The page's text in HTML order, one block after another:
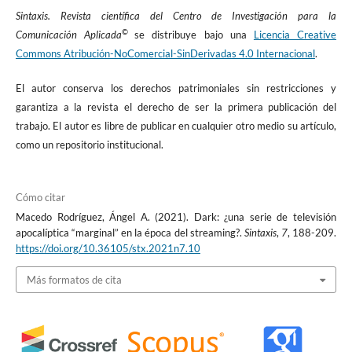
de la Comunicación Digital Interactiva. Barcelona: Gedisa.
Segarra-Saavedra, J., Hidalgo-Marí T., & Tur-Viñes, V. (2016).
‘Branded webseries’. Acciones estratégicas del anunciante basadas
Index Comunicación, 6(2), 259-284.
nicacion/article/view/248/212
SEPANCINE. Asociación Mexicana de Teoría y Análisis
Cinematográfico.
Episodios de la serie de televisión
Secretos (Baran Bo Odar, 2017). Episodio 1, temporada 1. Dark,
Netflix, Baran Bo Odar y Jantjie Friese.
Verdades (Baran Bo Odar, 2017). Episodio 5, temporada 1. Dark,
Netflix, Baran Bo Odar y Jantjie Friese.
Sic mundus creatus est (Baran Bo Odar, 2017). Episodio 6,
temporada 1. Dark, Netflix, Baran Bo Odar y Jantjie Friese.
Alfa y omega (Baran Bo Odar, 2017). Episodio 10, temporada 1.
Sintaxis. Revista científica del Centro de Investigación para la
Comunicación Aplicada© se distribuye bajo una Licencia Creative
Commons Atribución-NoComercial-SinDerivadas 4.0 Internacional.
El autor conserva los derechos patrimoniales sin restricciones y
garantiza a la revista el derecho de ser la primera publicación del
trabajo. El autor es libre de publicar en cualquier otro medio su artículo,
como un repositorio institucional.
Cómo citar
Macedo Rodríguez, Ángel A. (2021). Dark: ¿una serie de televisión
apocalíptica “marginal” en la época del streaming?. Sintaxis, 7, 188-209.
https://doi.org/10.36105/stx.2021n7.10
Más formatos de cita